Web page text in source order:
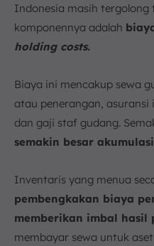
Indonesia masih tergolong
komponennya adalah
holding costs.
Biaya ini mencakup sewa
atau penerangan,
dan gaji staf gudang.
semakin besar
Inventaris yang menua
pembengkakan biaya
memberikan imbal hasil
membayar sewa untuk